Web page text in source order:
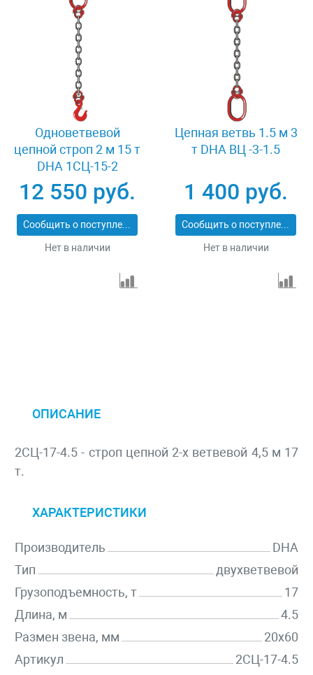
Одноветвевой
цепной строп 2 м 15 т
DHA 1СЦ-15-2
12 550 руб.
Сообщить о поступлении
Нет в наличии
Цепная ветвь 1.5 м 3
т DHA ВЦ -3-1.5
1 400 руб.
Сообщить о поступлении
Нет в наличии
ОПИСАНИЕ
2СЦ-17-4.5 - строп цепной 2-х ветвевой 4,5 м 17
т.
ХАРАКТЕРИСТИКИ
Производитель
DHA
Тип
двухветвевой
Грузоподъемность, т
17
Длина, м
4.5
Размен звена, мм
20х60
Артикул
2СЦ-17-4.5